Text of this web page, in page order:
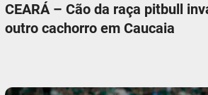
CEARÁ – Cão da raça pitbull
outro cachorro em Caucaia